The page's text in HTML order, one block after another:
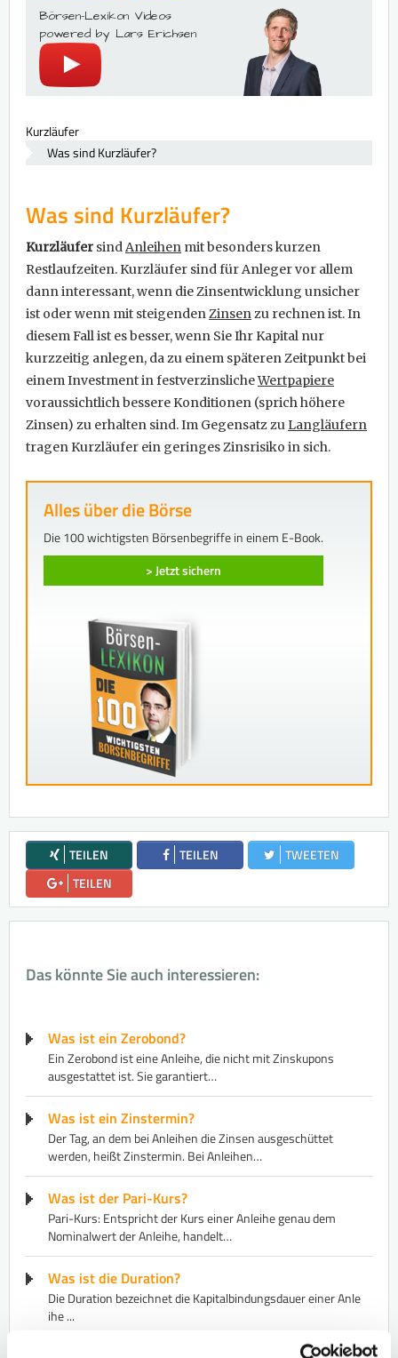
Börsen-Lexikon Videos
powered by Lars Erichsen
Kurzläufer
Was sind Kurzläufer?
Was sind Kurzläufer?
Kurzläufer sindAnleihen mit besonders kurzen
Restlaufzeiten. Kurzläufer sind für Anleger vor allem
dann interessant, wenn die Zinsentwicklung unsicher
ist oder wenn mit steigendenZinsenzu rechnen ist. In
diesem Fall ist es besser, wenn Sie Ihr Kapital nur
kurzzeitig anlegen, da zu einem späteren Zeitpunkt bei
einem Investment in festverzinslicheWertpapiere
voraussichtlich bessere Konditionen (sprich höhere
Zinsen) zu erhalten sind. Im Gegensatz zu Langläufern
tragen Kurzläufer ein geringes Zinsrisiko in sich.
Alles über die Börse
Die 100 wichtigsten Börsenbegriffe in einem E-Book.
> Jetzt sichern
TEILEN TEILEN
TWEETEN
TEILEN
Das könnte Sie auch interessieren:
Was ist ein Zerobond?
Ein Zerobond ist eine Anleihe, die nicht mit Zinskupons
ausgestattet ist. Sie garantiert…
Was ist ein Zinstermin?
Der Tag, an dem bei Anleihen die Zinsen ausgeschüttet
werden, heißt Zinstermin. Bei Anleihen…
Was ist der Pari-Kurs?
Pari-Kurs: Entspricht der Kurs einer Anleihe genau dem
Nominalwert der Anleihe, handelt…
Was ist die Duration?
​Die Duration bezeichnet die Kapitalbindungsdauer einer ​Anle​
ihe ...